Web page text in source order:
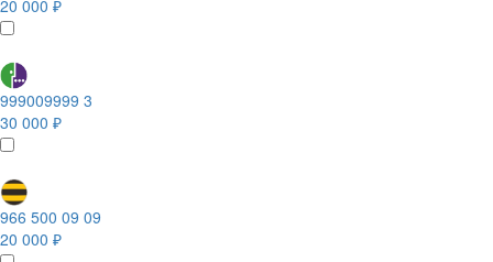
20 000 ₽
999009999 3
30 000 ₽
966 500 09 09
20 000 ₽